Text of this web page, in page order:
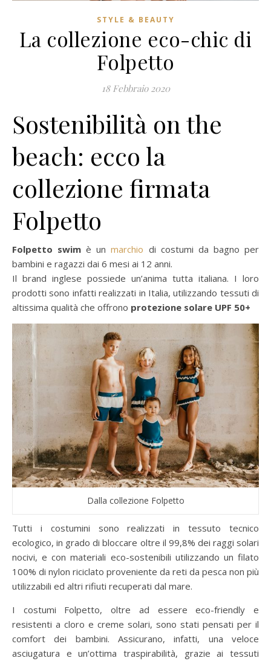
STYLE & BEAUTY
La collezione eco-chic di
Folpetto
18 Febbraio 2020
Sostenibilità on the
beach: ecco la
collezione firmata
Folpetto
Folpetto swim è unmarchio di costumi da bagno per
bambini e ragazzi dai 6 mesi ai 12 anni.
Il brand inglese possiede un’anima tutta italiana. I loro
prodotti sono infatti realizzati in Italia, utilizzando tessuti di
altissima qualità che offrono protezione solare UPF 50+
Dalla collezione Folpetto
Tutti i costumini sono realizzati in tessuto tecnico
ecologico, in grado di bloccare oltre il 99,8% dei raggi solari
nocivi, e con materiali eco-sostenibili utilizzando un filato
100% di nylon riciclato proveniente da reti da pesca non più
utilizzabili ed altri rifiuti recuperati dal mare.
I costumi Folpetto, oltre ad essere eco-friendly e
resistenti a cloro e creme solari, sono stati pensati per il
comfort dei bambini. Assicurano, infatti, una veloce
asciugatura e un’ottima traspirabilità, grazie ai tessuti